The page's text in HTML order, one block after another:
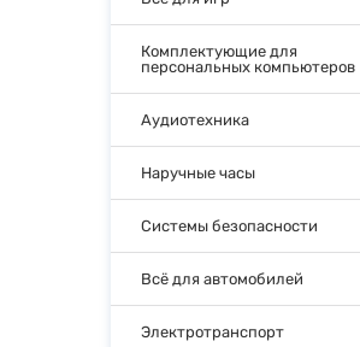
Комплектующие для
персональных компьютеров
Аудиотехника
Наручные часы
Системы безопасности
Всё для автомобилей
Электротранспорт